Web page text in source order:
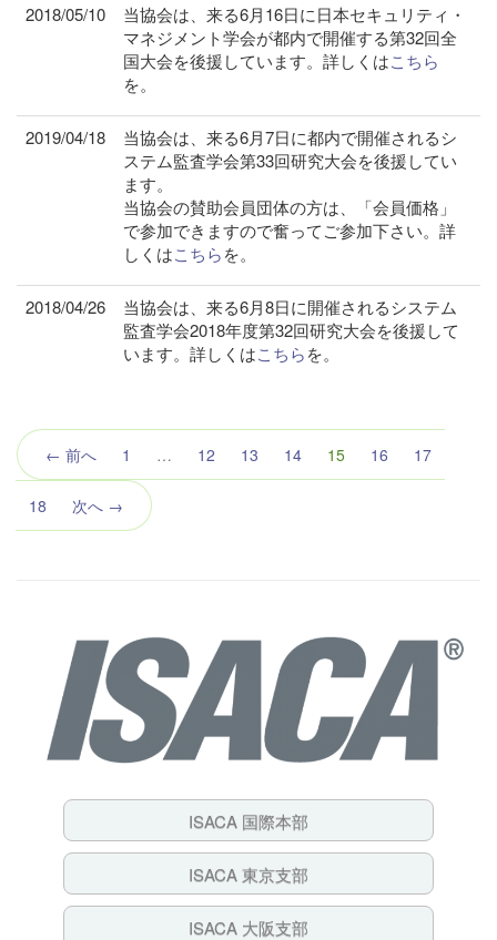
2018/05/10
当協会は、来る6月16日に日本セキュリティ・
マネジメント学会が都内で開催する第32回全
国大会を後援しています。詳しくはこちら
を。
2019/04/18
当協会は、来る6月7日に都内で開催されるシ
ステム監査学会第33回研究大会を後援してい
ます。
当協会の賛助会員団体の方は、「会員価格」
で参加できますので奮ってご参加下さい。詳
しくはこちらを。
2018/04/26
当協会は、来る6月8日に開催されるシステム
監査学会2018年度第32回研究大会を後援して
います。詳しくはこちらを。
← 前へ 1 … 12 13 14 15（こ
の
16 17
18 次へ →
ISACA 国際本部
ISACA 東京支部
ISACA 大阪支部